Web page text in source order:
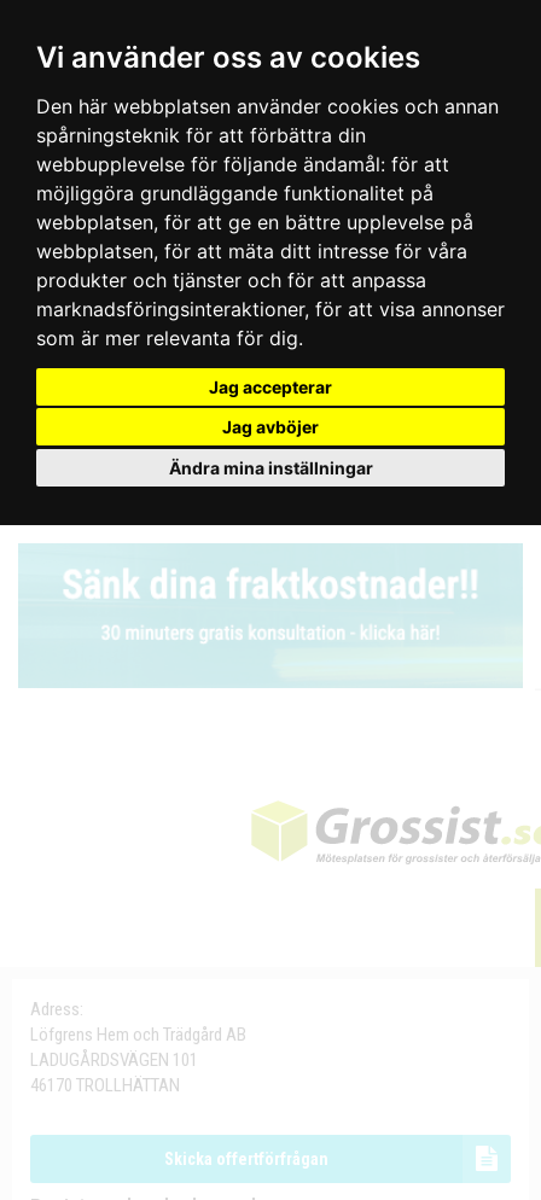
Vi använder oss av cookies
Den här webbplatsen använder cookies och annan
spårningsteknik för att förbättra din
webbupplevelse för följande ändamål: för att
möjliggöra grundläggande funktionalitet på
webbplatsen, för att ge en bättre upplevelse på
webbplatsen, för att mäta ditt intresse för våra
produkter och tjänster och för att anpassa
marknadsföringsinteraktioner, för att visa annonser
som är mer relevanta för dig.
Jag accepterar
Jag avböjer
Ändra mina inställningar
Adress:
Löfgrens Hem och Trädgård AB
LADUGÅRDSVÄGEN 101
46170 TROLLHÄTTAN
Skicka offertförfrågan